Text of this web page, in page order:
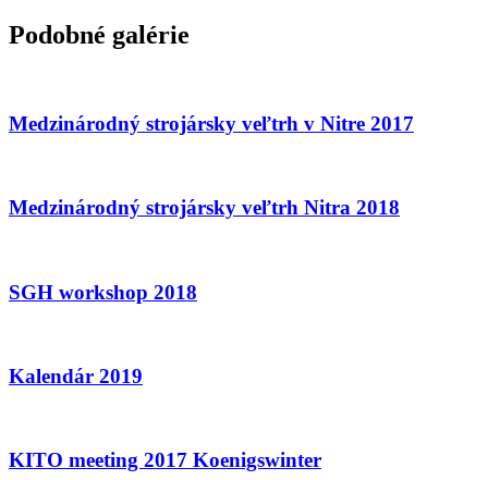
Podobné galérie
Medzinárodný strojársky veľtrh v Nitre 2017
Medzinárodný strojársky veľtrh Nitra 2018
SGH workshop 2018
Kalendár 2019
KITO meeting 2017 Koenigswinter